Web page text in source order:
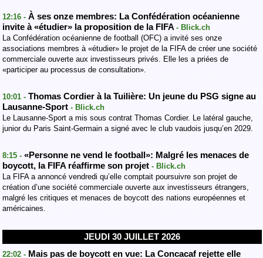
12:16 - À ses onze membres: La Confédération océanienne
invite à «étudier» la proposition de la FIFA - Blick.ch
La Confédération océanienne de football (OFC) a invité ses onze
associations membres à «étudier» le projet de la FIFA de créer une société
commerciale ouverte aux investisseurs privés. Elle les a priées de
«participer au processus de consultation».
10:01 - Thomas Cordier à la Tuilière: Un jeune du PSG signe au
Lausanne-Sport - Blick.ch
Le Lausanne-Sport a mis sous contrat Thomas Cordier. Le latéral gauche,
junior du Paris Saint-Germain a signé avec le club vaudois jusqu’en 2029.
8:15 - «Personne ne vend le football»: Malgré les menaces de
boycott, la FIFA réaffirme son projet - Blick.ch
La FIFA a annoncé vendredi qu’elle comptait poursuivre son projet de
création d’une société commerciale ouverte aux investisseurs étrangers,
malgré les critiques et menaces de boycott des nations européennes et
américaines.
JEUDI 30 JUILLET 2026
22:02 - Mais pas de boycott en vue: La Concacaf rejette elle